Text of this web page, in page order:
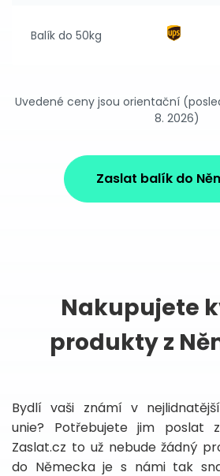
Balík do 50kg
Uvedené ceny jsou orientační
8. 2026)
Zaslat balík do
Nakupujete
produkty z
Bydlí vaši známí v
unie? Potřebujete jim poslat
Zaslat.cz to už nebude žádný
do Německa je s námi tak